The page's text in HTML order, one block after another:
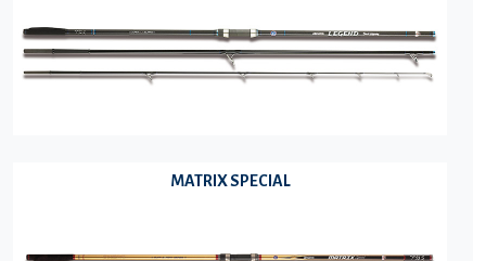
MATRIX SPECIAL